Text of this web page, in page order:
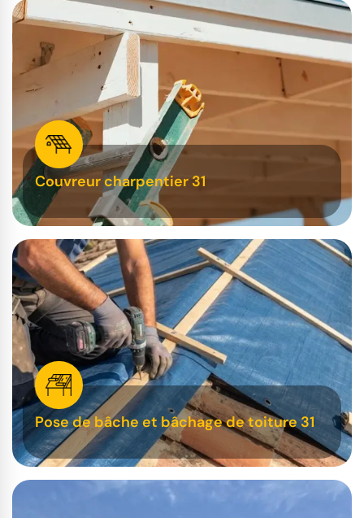
Couvreur charpentier 31
Pose de bâche et bâchage de toiture 31